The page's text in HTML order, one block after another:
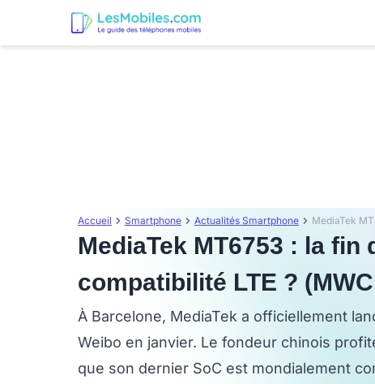
Accueil Smartphone Actualités Smartphone
MediaTek MT6753 : la fin
compatibilité LTE ?
À Barcelone, MediaTek a officiellement
Weibo en janvier. Le fondeur chinois
que son dernier SoC est mondialement